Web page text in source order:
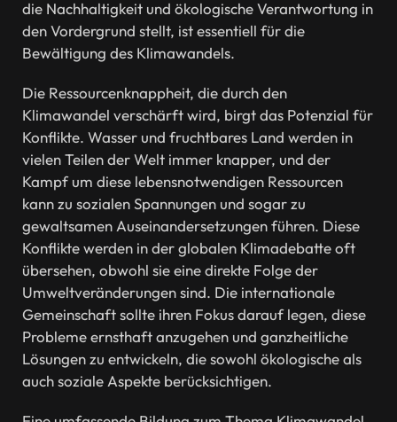
die Nachhaltigkeit und ökologische Verantwortung in
den Vordergrund stellt, ist essentiell für die
Bewältigung des Klimawandels.
Die Ressourcenknappheit, die durch den
Klimawandel verschärft wird, birgt das Potenzial für
Konflikte. Wasser und fruchtbares Land werden in
vielen Teilen der Welt immer knapper, und der
Kampf um diese lebensnotwendigen Ressourcen
kann zu sozialen Spannungen und sogar zu
gewaltsamen Auseinandersetzungen führen. Diese
Konflikte werden in der globalen Klimadebatte oft
übersehen, obwohl sie eine direkte Folge der
Umweltveränderungen sind. Die internationale
Gemeinschaft sollte ihren Fokus darauf legen, diese
Probleme ernsthaft anzugehen und ganzheitliche
Lösungen zu entwickeln, die sowohl ökologische als
auch soziale Aspekte berücksichtigen.